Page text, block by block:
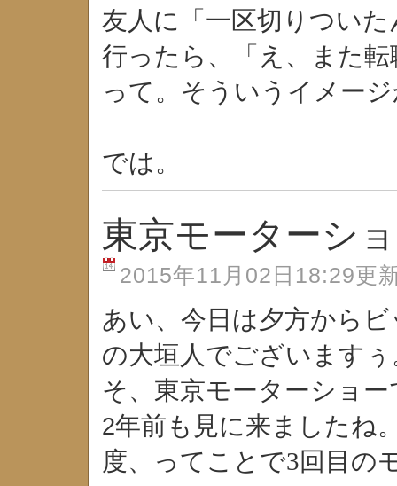
友人に「一区切りつい
行ったら、「え、また
って。そういうイメー
では。
東京モーターシ
2015年11月02日18:29更
あい、今日は夕方から
の大垣人でございますぅ
そ、東京モーターショー
2年前も見に来ましたね
度、ってことで3回目の